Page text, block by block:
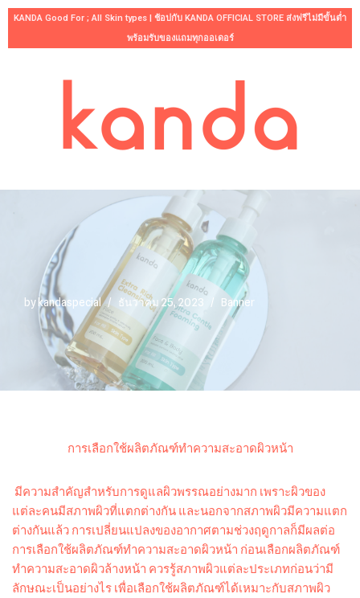
KANDA Good For ; All Skin types | ช้อปกับ KANDA OFFICIAL STORE ส่งฟรีไม่มีขั้นต่ำ
พร้อมรับของแถมทุกออเดอร์
by kandaspecial ธันวาคม 25, 2023 Banner
การเลือกใช้ผลิตภัณฑ์ทำความสะอาดผิวหน้า
มีความสำคัญสำหรับการดูแลผิวพรรณอย่างมาก เพราะผิวของ
แต่ละคนมีสภาพผิวที่แตกต่างกัน และนอกจากสภาพผิวมีความแตก
ต่างกันแล้ว การเปลี่ยนแปลงของอากาศตามช่วงฤดูกาลก็มีผลต่อ
การเลือกใช้ผลิตภัณฑ์ทำความสะอาดผิวหน้า ก่อนเลือกผลิตภัณฑ์
ทำความสะอาดผิวล้างหน้า ควรรู้สภาพผิวแต่ละประเภทก่อนว่ามี
ลักษณะเป็นอย่างไร เพื่อเลือกใช้ผลิตภัณฑ์ได้เหมาะกับสภาพผิว